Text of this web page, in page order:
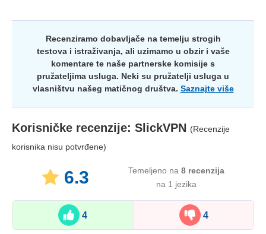
Recenziramo dobavljače na temelju strogih
testova i istraživanja, ali uzimamo u obzir i vaše
komentare te naše partnerske komisije s
pružateljima usluga. Neki su pružatelji usluga u
vlasništvu našeg matičnog društva. Saznajte više
Korisničke recenzije: SlickVPN (Recenzije
korisnika nisu potvrđene)
6.3 Temeljeno na 8recenzija
na 1 jezika
4 4